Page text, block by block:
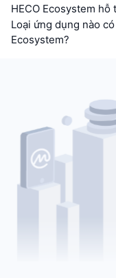
HECO Ecosystem
Loại ứng dụng nào
Ecosystem?